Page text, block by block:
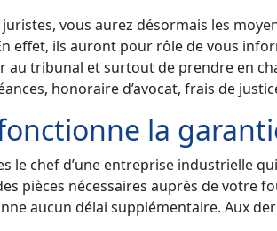
vous aurez désormais les
effet, ils auront pour rôle de vous
au tribunal et surtout de prendre en
honoraire d’avocat, frais de
la
le chef d’une entreprise industrielle
pièces nécessaires auprès de votre
aucun délai supplémentaire. Aux